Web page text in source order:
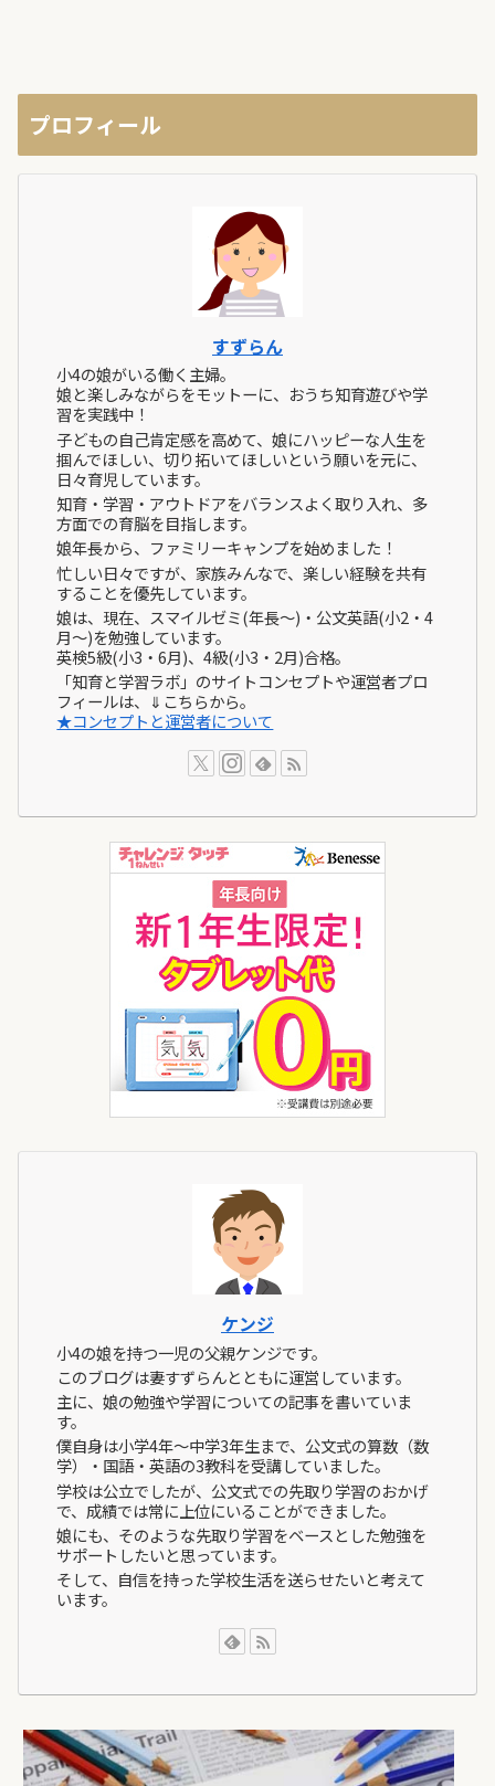
プロフィール
すずらん
小4の娘がいる働く主婦。
娘と楽しみながらをモットーに、おうち知育遊びや学
習を実践中！
子どもの自己肯定感を高めて、娘にハッピーな人生を
掴んでほしい、切り拓いてほしいという願いを元に、
日々育児しています。
知育・学習・アウトドアをバランスよく取り入れ、多
方面での育脳を目指します。
娘年長から、ファミリーキャンプを始めました！
忙しい日々ですが、家族みんなで、楽しい経験を共有
することを優先しています。
娘は、現在、スマイルゼミ(年長～)・公文英語(小2・4
月～)を勉強しています。
英検5級(小3・6月)、4級(小3・2月)合格。
「知育と学習ラボ」のサイトコンセプトや運営者プロ
フィールは、⇓こちらから。
★コンセプトと運営者について
ケンジ
小4の娘を持つ一児の父親ケンジです。
このブログは妻すずらんとともに運営しています。
主に、娘の勉強や学習についての記事を書いていま
す。
僕自身は小学4年～中学3年生まで、公文式の算数（数
学）・国語・英語の3教科を受講していました。
学校は公立でしたが、公文式での先取り学習のおかげ
で、成績では常に上位にいることができました。
娘にも、そのような先取り学習をベースとした勉強を
サポートしたいと思っています。
そして、自信を持った学校生活を送らせたいと考えて
います。